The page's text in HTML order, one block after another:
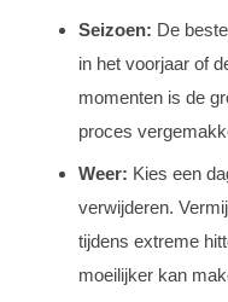
Seizoen: De
in het voorjaar of
momenten is de
proces
Weer: Kies een
verwijderen.
tijdens extreme
moeilijker kan